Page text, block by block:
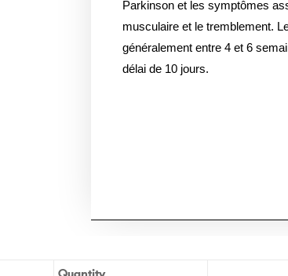
Parkinson et les symptômes
musculaire et le tremblement.
généralement entre 4 et 6
délai de 10 jours.